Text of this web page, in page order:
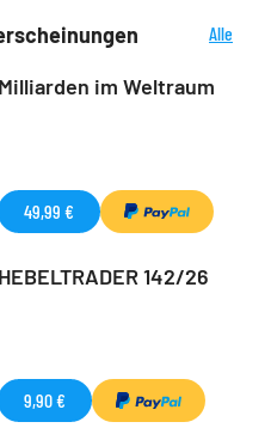
Alle
Milliarden im Weltraum
49,99 €
HEBELTRADER 142/26
9,90 €